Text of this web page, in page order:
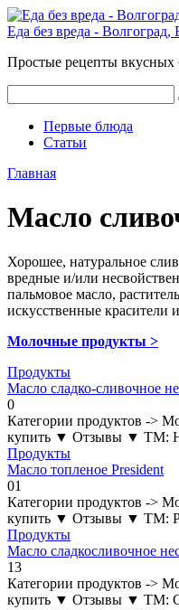
Перейти
к
Еда без вреда -
Простые рецепты вкусных
Первые блюда
Статьи
Главная
Масло
Хорошее, натуральное
вредные и/или
пальмовое масло,
искусственные красители
Молочные продукты >
Продукты
Масло сладко-сливочное
0
Категории продуктов ->
купить ▼ Отзывы ▼ ТМ:
Продукты
Масло топленое President
01
Категории продуктов ->
купить ▼ Отзывы ▼ ТМ:
Продукты
Масло сладкосливочное
13
Категории продуктов ->
купить ▼ Отзывы ▼ ТМ: